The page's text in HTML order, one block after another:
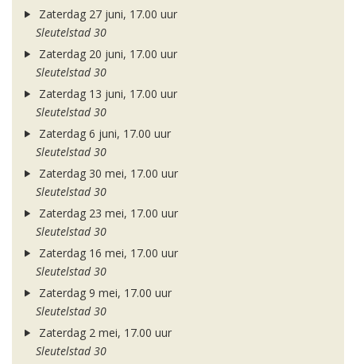
Zaterdag 27 juni, 17.00 uur
Sleutelstad 30
Zaterdag 20 juni, 17.00 uur
Sleutelstad 30
Zaterdag 13 juni, 17.00 uur
Sleutelstad 30
Zaterdag 6 juni, 17.00 uur
Sleutelstad 30
Zaterdag 30 mei, 17.00 uur
Sleutelstad 30
Zaterdag 23 mei, 17.00 uur
Sleutelstad 30
Zaterdag 16 mei, 17.00 uur
Sleutelstad 30
Zaterdag 9 mei, 17.00 uur
Sleutelstad 30
Zaterdag 2 mei, 17.00 uur
Sleutelstad 30